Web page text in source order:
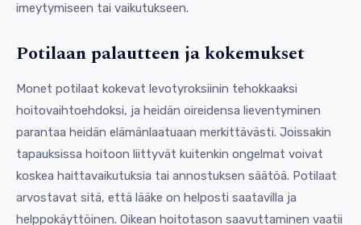
imeytymiseen tai vaikutukseen.
Potilaan palautteen ja kokemukset
Monet potilaat kokevat levotyroksiinin tehokkaaksi
hoitovaihtoehdoksi, ja heidän oireidensa lieventyminen
parantaa heidän elämänlaatuaan merkittävästi. Joissakin
tapauksissa hoitoon liittyvät kuitenkin ongelmat voivat
koskea haittavaikutuksia tai annostuksen säätöä. Potilaat
arvostavat sitä, että lääke on helposti saatavilla ja
helppokäyttöinen. Oikean hoitotason saavuttaminen vaatii